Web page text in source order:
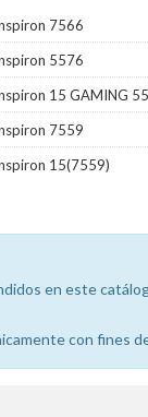
7566
5576
15 GAMING
7559
15(7559)
en este
con fines